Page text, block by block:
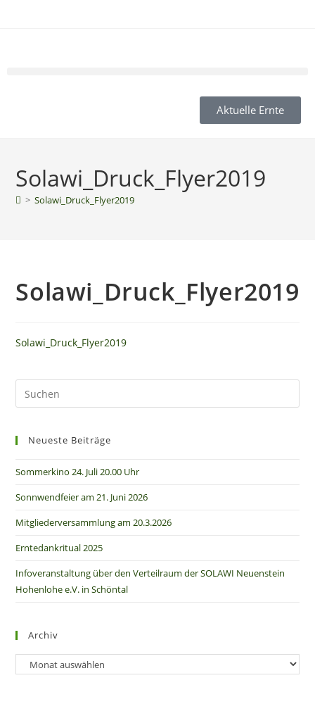
Aktuelle Ernte
Solawi_Druck_Flyer2019
> Solawi_Druck_Flyer2019
Solawi_Druck_Flyer2019
Solawi_Druck_Flyer2019
Neueste Beiträge
Sommerkino 24. Juli 20.00 Uhr
Sonnwendfeier am 21. Juni 2026
Mitgliederversammlung am 20.3.2026
Erntedankritual 2025
Infoveranstaltung über den Verteilraum der SOLAWI Neuenstein
Hohenlohe e.V. in Schöntal
Archiv